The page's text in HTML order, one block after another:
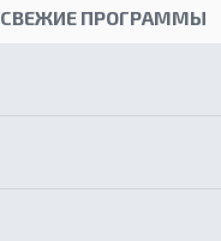
СВЕЖИЕ ПРОГРАММЫ